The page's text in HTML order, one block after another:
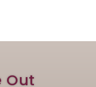
Out